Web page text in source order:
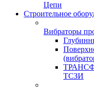
Цепи
Строительное
Вибраторы
ТСЗИ